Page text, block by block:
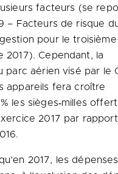
facteurs (se
– Facteurs de risque
pour le troisième
2017). Cependant, la
parc aérien visé par le
appareils fera croître
les sièges‑milles
2017 par
2017, les